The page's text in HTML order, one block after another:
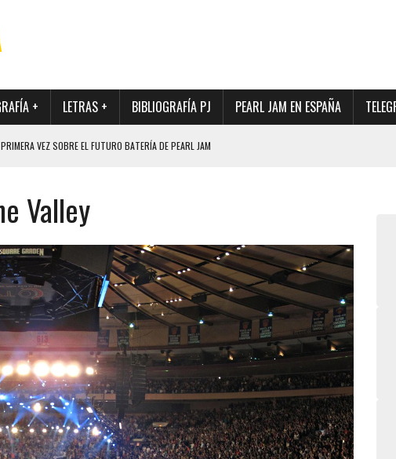
+ LETRAS + BIBLIOGRAFÍA PJ PEARL JAM EN ESPAÑA
VEZ SOBRE EL FUTURO BATERÍA DE PEARL JAM
JAM QUE MARCÓ LOS 90, DE NUEVO EN VINILO.
EN MEDIO DE LA INCERTIDUMBRE SOBRE SU FUTURA FORMACIÓN
LIBRO CON FOTOGRAFÍAS INÉDITAS DE LA HISTORIA DE PEARL JAM
Valley